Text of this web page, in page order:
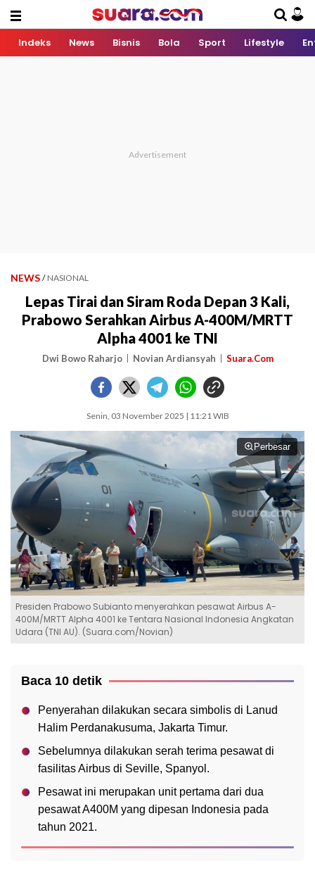
Indeks News Bisnis Bola Sport Lifestyle
NEWS / NASIONAL
Lepas Tirai dan Siram Roda Depan 3 Kali,
Prabowo Serahkan Airbus A-400M/MRTT
Alpha 4001 ke TNI
Dwi Bowo Raharjo Novian Ardiansyah Suara.Com
Senin, 03 November 2025 | 11:21 WIB
Perbesar
Presiden Prabowo Subianto menyerahkan pesawat Airbus A-
400M/MRTT Alpha 4001 ke Tentara Nasional Indonesia Angkatan
Udara (TNI AU). (Suara.com/Novian)
Baca 10 detik
Penyerahan dilakukan secara simbolis di Lanud
Halim Perdanakusuma, Jakarta Timur.
Sebelumnya dilakukan serah terima pesawat di
fasilitas Airbus di Seville, Spanyol.
Pesawat ini merupakan unit pertama dari dua
pesawat A400M yang dipesan Indonesia pada
tahun 2021.